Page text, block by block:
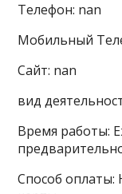
Телефон: nan
Мобильный
Сайт: nan
вид
Время работы:
Способ оплаты: